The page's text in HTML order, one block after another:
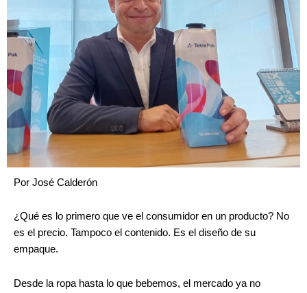
Por José Calderón
¿Qué es lo primero que ve el consumidor en un producto? No
es el precio. Tampoco el contenido. Es el diseño de su
empaque.
Desde la ropa hasta lo que bebemos, el mercado ya no